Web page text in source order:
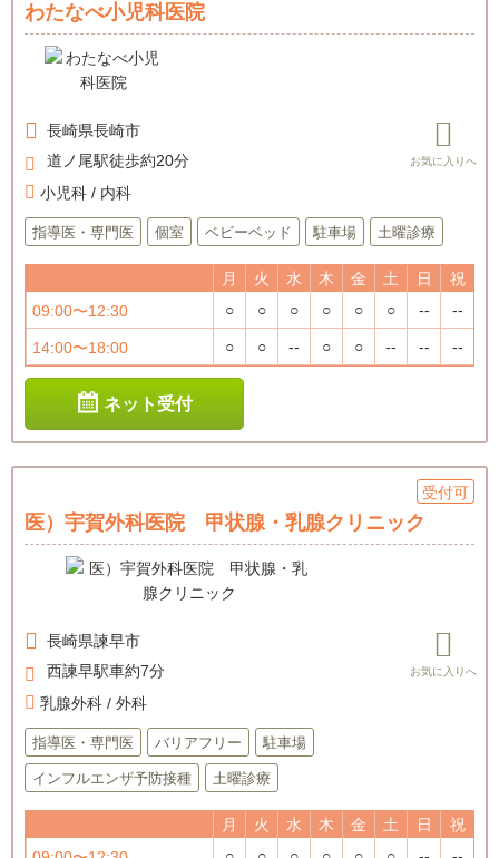
わたなべ小児科医院
長崎県長崎市
道ノ尾駅徒歩約20分
小児科 / 内科
指導医・専門医 個室 ベビーベッド 駐車場 土曜診療
月 火 水 木 金 土 日
祝
09:00〜12:30
○ ○ ○ ○ ○ ○ -- --
14:00〜18:00 ○ ○ -- ○ ○ -- -- --
ネット受付
受付可
医）宇賀外科医院 甲状腺・乳腺クリニック
長崎県諫早市
西諫早駅車約7分
乳腺外科 / 外科
指導医・専門医 バリアフリー 駐車場
インフルエンザ予防接種 土曜診療
月 火 水 木 金 土 日
祝